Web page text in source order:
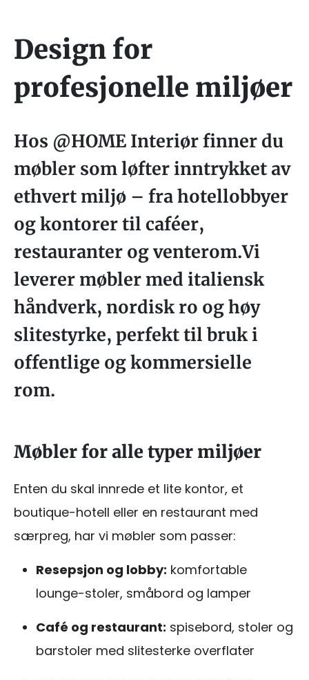
Design for
profesjonelle miljøer
Hos @HOME Interiør finner du
møbler som løfter inntrykket av
ethvert miljø – fra hotellobbyer
og kontorer til caféer,
restauranter og venterom.Vi
leverer møbler med italiensk
håndverk, nordisk ro og høy
slitestyrke, perfekt til bruk i
offentlige og kommersielle
rom.
Møbler for alle typer miljøer
Enten du skal innrede et lite kontor, et
boutique-hotell eller en restaurant med
særpreg, har vi møbler som passer:
Resepsjon og lobby: komfortable
lounge-stoler, småbord og lamper
Café og restaurant: spisebord, stoler og
barstoler med slitesterke overflater